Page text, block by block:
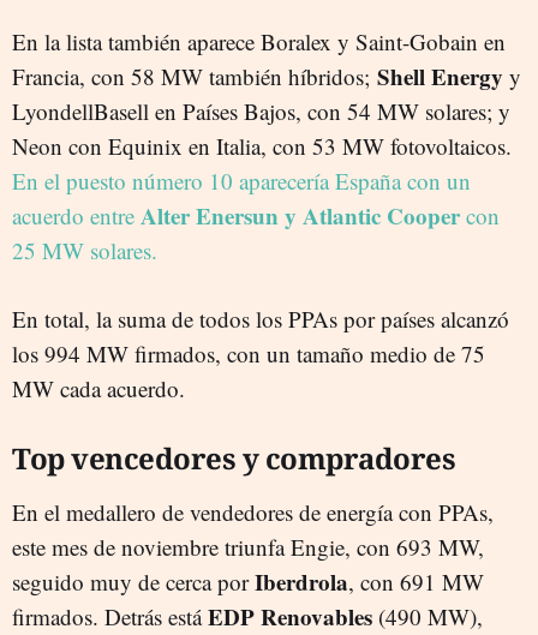
En la lista también aparece Boralex y Saint-Gobain en
Francia, con 58 MW también híbridos; Shell Energy y
LyondellBasell en Países Bajos, con 54 MW solares; y
Neon con Equinix en Italia, con 53 MW fotovoltaicos.
En el puesto número 10 aparecería España con un
acuerdo entre Alter Enersun y Atlantic Coopercon
25 MW solares.
En total, la suma de todos los PPAs por países alcanzó
los 994 MW firmados, con un tamaño medio de 75
MW cada acuerdo.
Top vencedores y compradores
En el medallero de vendedores de energía con PPAs,
este mes de noviembre triunfa Engie, con 693 MW,
seguido muy de cerca porIberdrola, con 691 MW
firmados. Detrás estáEDP Renovables (490 MW),